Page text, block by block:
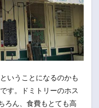
いうことになるのかも
す。ドミトリーのホス
ろん、食費もとても高